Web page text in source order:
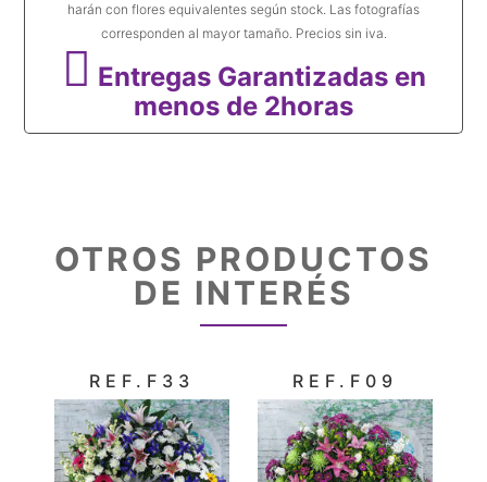
harán con flores equivalentes según stock. Las fotografías
corresponden al mayor tamaño. Precios sin iva.
Entregas Garantizadas en
menos de 2horas
OTROS PRODUCTOS
DE INTERÉS
REF.F33 REF.F09